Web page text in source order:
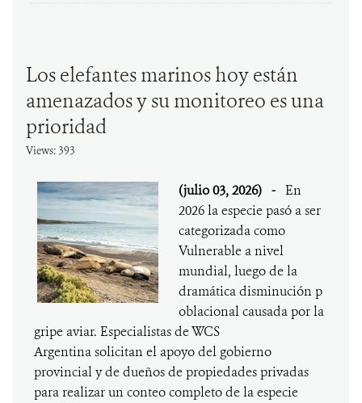
Los elefantes marinos hoy están
amenazados y su monitoreo es una
prioridad
Views: 393
(julio 03, 2026) - En
2026 la especie pasó a ser
categorizada como
Vulnerable a nivel
mundial, luego de la
dramática disminución p
oblacional causada por la
gripe aviar. Especialistas de WCS
Argentina solicitan el apoyo del gobierno
provincial y de dueños de propiedades privadas
para realizar un conteo completo de la especie